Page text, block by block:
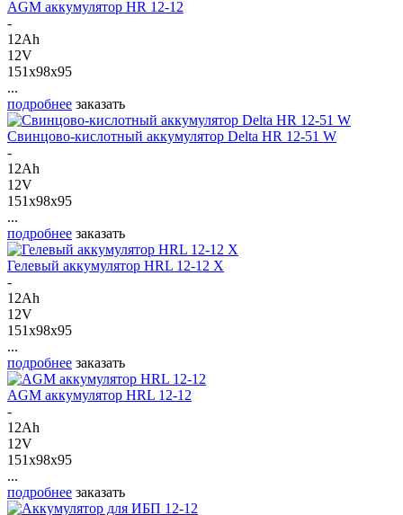
AGM аккумулятор HR 12-12
-
12Ah
12V
151x98x95
...
подробнее заказать
Свинцово-кислотный аккумулятор Delta HR 12-51 W
-
12Ah
12V
151x98x95
...
подробнее заказать
Гелевый аккумулятор HRL 12-12 X
-
12Ah
12V
151x98x95
...
подробнее заказать
AGM аккумулятор HRL 12-12
-
12Ah
12V
151x98x95
...
подробнее заказать